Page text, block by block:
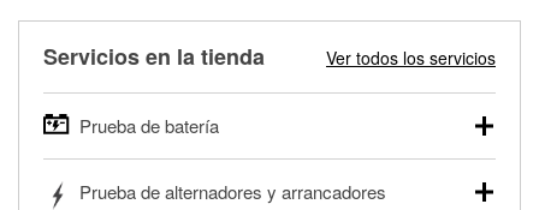
Servicios en la tienda Ver todos los servicios
Prueba de batería
autos, camionetas, SUVs, vehículos comerciales y
Prueba de alternadores y arrancadores